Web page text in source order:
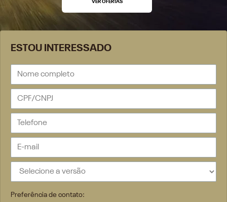
ESTOU INTERESSADO
Preferência de contato:
VER OFERTAS